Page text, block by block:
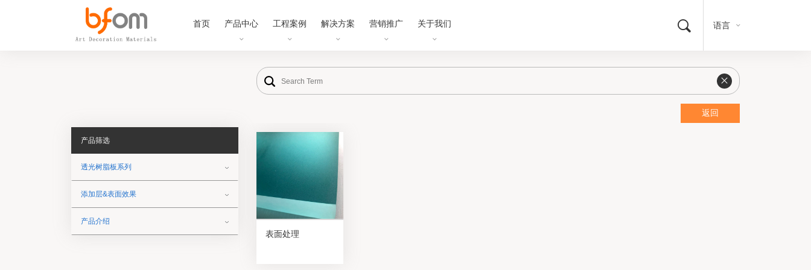
首页 产品中心 工程案例 解决方案 营销推广 关于我们 语言
产品筛选
透光树脂板系列
添加层&表面效果
产品介绍
返回
表面处理